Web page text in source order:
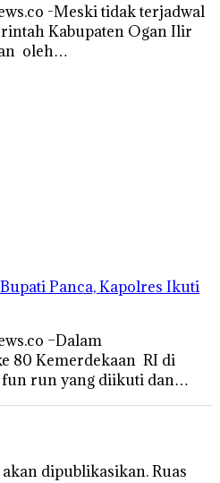
-Meski tidak terjadwal
Kabupaten Ogan Ilir
oleh…
Panca, Kapolres Ikuti
–Dalam
80 Kemerdekaan RI di
run yang diikuti dan…
dipublikasikan.Ruas